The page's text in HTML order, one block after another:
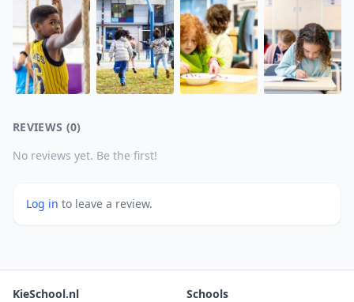
REVIEWS (0)
No reviews yet. Be the first!
Log in to leave a review.
KieSchool.nl
Schools